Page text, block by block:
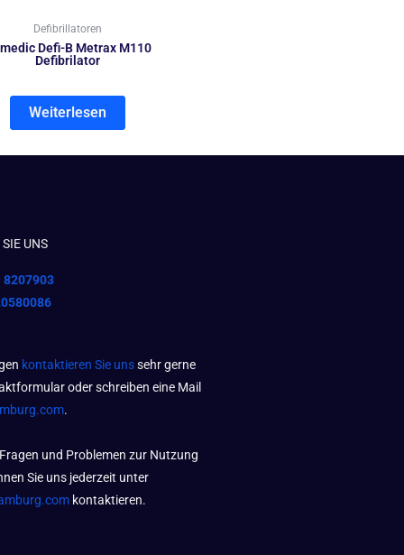
Defibrillatoren
Defi-B Metrax M110
Defibrilator
Weiterlesen
UNS
8207903
kontaktieren Sie unssehr gerne
oder schreiben eine Mail
.
und Problemen zur Nutzung
Sie uns jederzeit unter
kontaktieren.